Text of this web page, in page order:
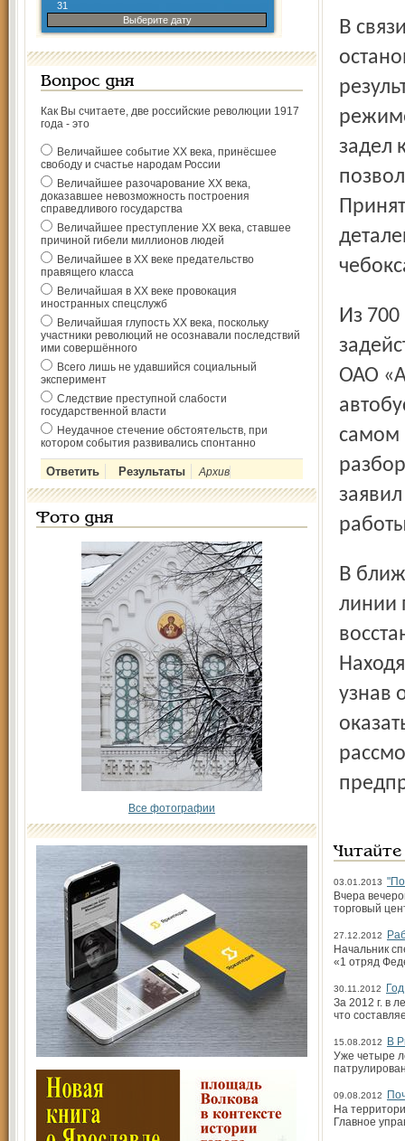
31
Выберите дату
Вопрос дня
Как Вы считаете, две российские революции 1917
года - это
Величайшее событие ХХ века, принёсшее
свободу и счастье народам России
Величайшее разочарование ХХ века,
доказавшее невозможность построения
справедливого государства
Величайшее преступление ХХ века, ставшее
причиной гибели миллионов людей
Величайшее в ХХ веке предательство
правящего класса
Величайшая в ХХ веке провокация
иностранных спецслужб
Величайшая глупость ХХ века, поскольку
участники революций не осознавали последствий
ими совершённого
Всего лишь не удавшийся социальный
эксперимент
Следствие преступной слабости
государственной власти
Неудачное стечение обстоятельств, при
котором события развивались спонтанно
Архив
Фото дня
Все фотографии
В связи с остановкой литейного цеха ТМЗ возникла угроза
задел
Из 700 работников литейного цеха ТМЗ 100 человек будут
ОАО
самом
В ближайших планах – запуск первой автоматической
линии
узнав
03.01.2013
Вчера
торговый
27.12.2012
Начальник
«1 отряд
30.11.2012
За 2012 г. в
что
15.08.2012
В
Уже четыре
09.08.2012
На
Главное